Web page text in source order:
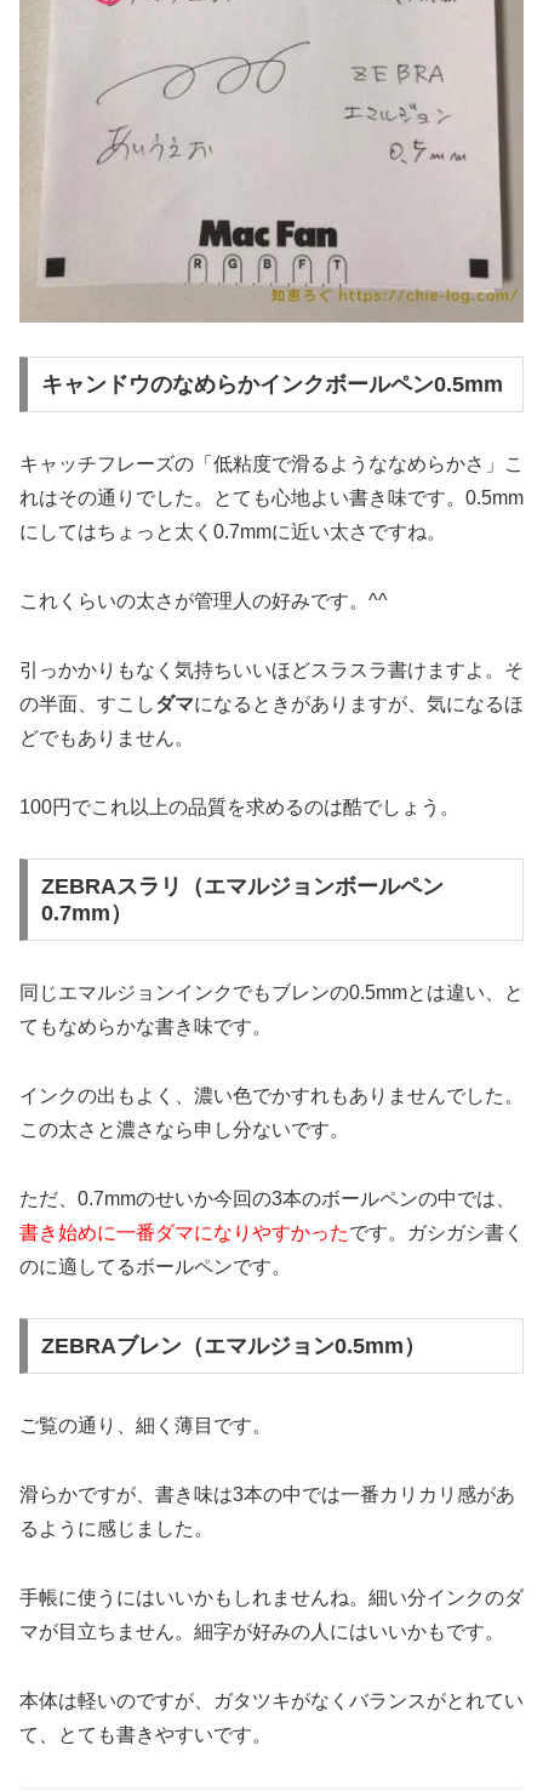
キャンドウのなめらかインクボールペン0.5mm
キャッチフレーズの「低粘度で滑るようななめらかさ」こ
れはその通りでした。とても心地よい書き味です。0.5mm
にしてはちょっと太く0.7mmに近い太さですね。
これくらいの太さが管理人の好みです。^^
引っかかりもなく気持ちいいほどスラスラ書けますよ。そ
の半面、すこしダマになるときがありますが、気になるほ
どでもありません。
100円でこれ以上の品質を求めるのは酷でしょう。
ZEBRAスラリ（エマルジョンボールペン
0.7mm）
同じエマルジョンインクでもブレンの0.5mmとは違い、と
てもなめらかな書き味です。
インクの出もよく、濃い色でかすれもありませんでした。
この太さと濃さなら申し分ないです。
ただ、0.7mmのせいか今回の3本のボールペンの中では、
書き始めに一番ダマになりやすかったです。ガシガシ書く
のに適してるボールペンです。
ZEBRAブレン（エマルジョン0.5mm）
ご覧の通り、細く薄目です。
滑らかですが、書き味は3本の中では一番カリカリ感があ
るように感じました。
手帳に使うにはいいかもしれませんね。細い分インクのダ
マが目立ちません。細字が好みの人にはいいかもです。
本体は軽いのですが、ガタツキがなくバランスがとれてい
て、とても書きやすいです。